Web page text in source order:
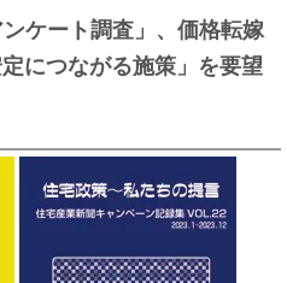
ケート調査」、価格転嫁
につながる施策」を要望